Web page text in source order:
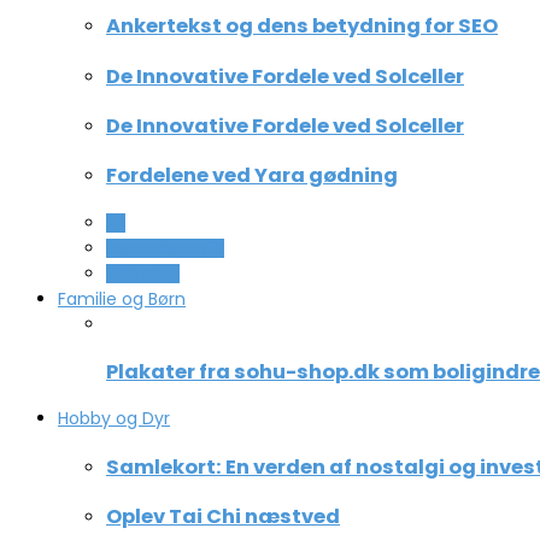
Ankertekst og dens betydning for SEO
De Innovative Fordele ved Solceller
De Innovative Fordele ved Solceller
Fordelene ved Yara gødning
Familie og Børn
Plakater fra sohu-shop.dk som
Hobby og Dyr
Samlekort: En verden af nostalgi og
Oplev Tai Chi næstved